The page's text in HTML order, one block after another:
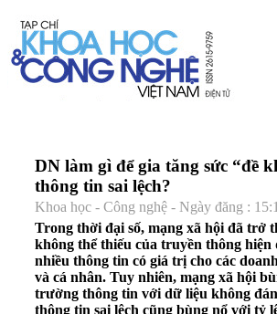
DN làm gì để gia tăng sức “đề
thông tin sai lệch?
Khoa học - Công nghệ - Ngày đăng :
Trong thời đại số, mạng xã hội đã trở
không thể thiếu của truyền thông hiện
nhiều thông tin có giá trị cho các
và cá nhân. Tuy nhiên, mạng xã hội
trường thông tin với dữ liệu không
thông tin sai lệch cũng bùng nổ với tỷ